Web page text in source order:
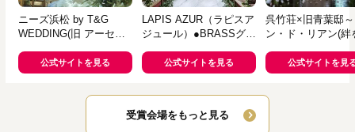
ニーズ浜松 by T&G
WEDDING(旧 アーセン
公式サイトを見る
LAPIS AZUR（ラピスア
ジュール）●BRASSグル
公式サイトを見る
呉竹荘×旧青葉邸
ン・ド・リアン(絆
公式サイトを見
受賞会場をもっと見る